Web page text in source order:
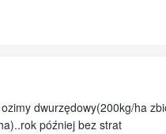
dwurzędowy(200kg/ha
później bez strat